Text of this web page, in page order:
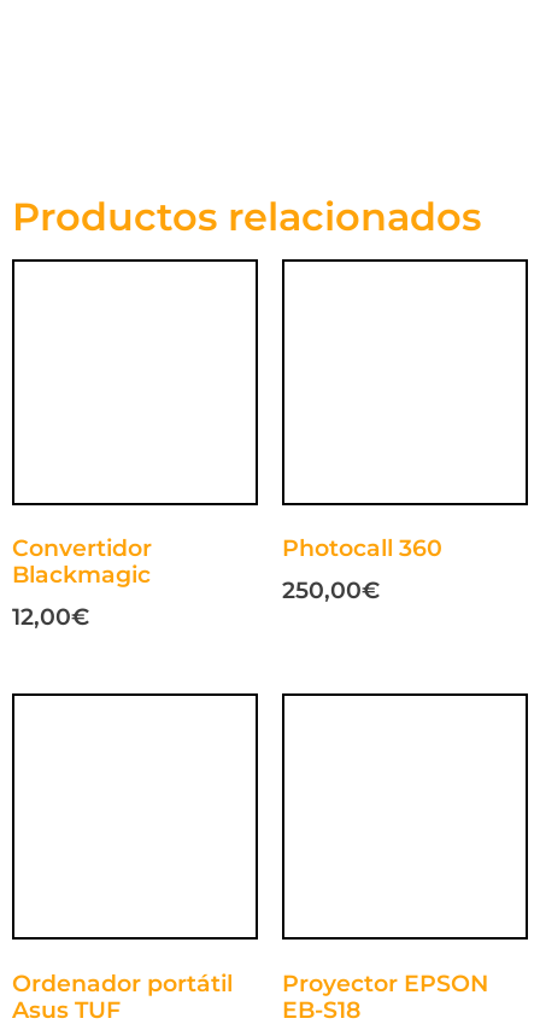
Productos relacionados
Convertidor
Blackmagic
12,00€
Photocall 360
250,00€
Ordenador portátil
Asus TUF
Proyector EPSON
EB-S18